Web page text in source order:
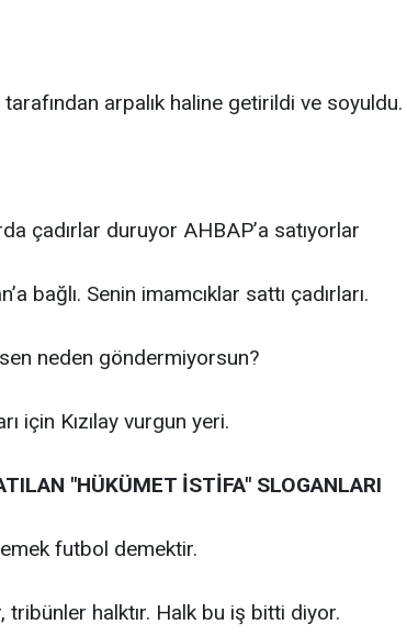
arpalık haline getirildi ve soyuldu.
çadırlar duruyor AHBAP’a satıyorlar
bağlı. Senin imamcıklar sattı çadırları.
neden göndermiyorsun?
için Kızılay vurgun yeri.
"HÜKÜMET İSTİFA" SLOGANLARI
futbol demektir.
tribünler halktır. Halk bu iş bitti diyor.